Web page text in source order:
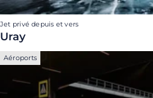
Jet privé depuis et vers
Uray
Aéroports